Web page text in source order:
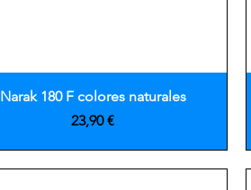
Vista rápida
Narak 180 F colores naturales
Precio
23,90 €